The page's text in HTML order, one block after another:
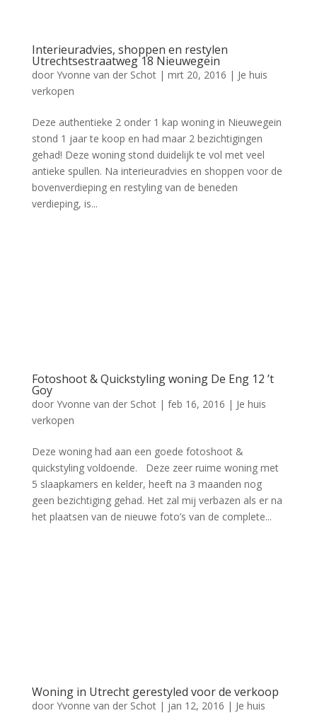
Interieuradvies, shoppen en restylen
Utrechtsestraatweg 18 Nieuwegein
door Yvonne van der Schot| mrt 20, 2016 | Je huis
verkopen
Deze authentieke 2 onder 1 kap woning in Nieuwegein
stond 1 jaar te koop en had maar 2 bezichtigingen
gehad! Deze woning stond duidelijk te vol met veel
antieke spullen. Na interieuradvies en shoppen voor de
bovenverdieping en restyling van de beneden
verdieping, is...
Fotoshoot & Quickstyling woning De Eng 12 ’t
Goy
door Yvonne van der Schot| feb 16, 2016 | Je huis
verkopen
Deze woning had aan een goede fotoshoot &
quickstyling voldoende. Deze zeer ruime woning met
5 slaapkamers en kelder, heeft na 3 maanden nog
geen bezichtiging gehad. Het zal mij verbazen als er na
het plaatsen van de nieuwe foto’s van de complete...
Woning in Utrecht gerestyled voor de verkoop
door Yvonne van der Schot| jan 12, 2016 | Je huis